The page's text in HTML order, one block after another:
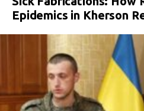
Epidemics in Kherson